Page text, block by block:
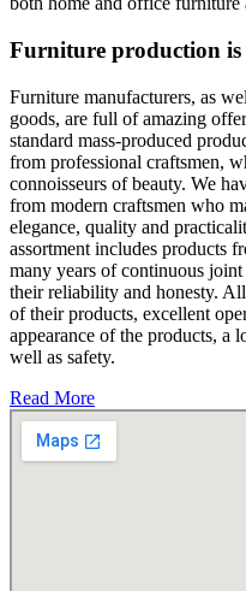
Furniture production
Furniture manufacturers, as
goods, are full of amazing
standard mass-produced
from professional craftsmen,
connoisseurs of beauty. We
from modern craftsmen who
elegance, quality and
assortment includes products
many years of continuous
their reliability and honesty.
of their products, excellent
appearance of the products, a
well as safety.
Read More